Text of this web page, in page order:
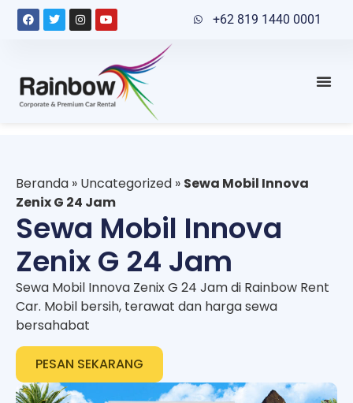
+62 819 1440 0001
Beranda » Uncategorized » Sewa Mobil Innova
Zenix G 24 Jam
Sewa Mobil Innova
Zenix G 24 Jam
Sewa Mobil Innova Zenix G 24 Jam di Rainbow Rent
Car. Mobil bersih, terawat dan harga sewa
bersahabat
PESAN SEKARANG